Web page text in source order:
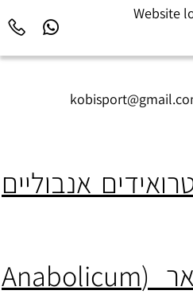
אנבוליים
(
Anabolicum